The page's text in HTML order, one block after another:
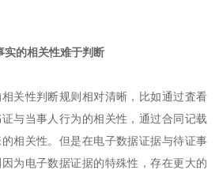
实的相关性难于判断
关性判断规则相对清晰，比如通过査看
与当事人行为的相关性，通过合同记载
相关性。但是在电子数据证据与待证事
为电子数据证据的特殊性，存在更大的